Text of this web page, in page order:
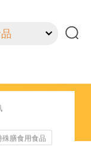
殊膳食用食品